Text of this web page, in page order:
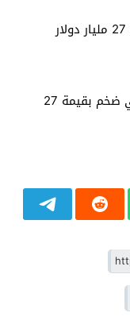
اخبار العرب – مصر.. إطلاق مشروع عمراني ضخم بقيمة 27